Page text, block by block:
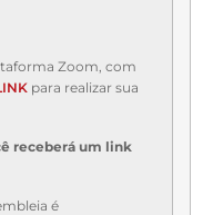
Zoom, com
para realizar sua
receberá um link
é